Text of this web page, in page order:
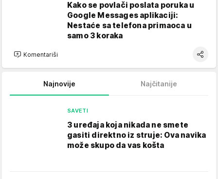
Kako se povlači poslata poruka u
Google Messages aplikaciji:
Nestaće sa telefona primaoca u
samo 3 koraka
Komentariši
Najnovije Najčitanije
SAVETI
3 uređaja koja nikada ne smete
gasiti direktno iz struje: Ova navika
može skupo da vas košta